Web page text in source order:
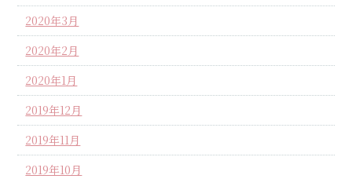
2020年3月
2020年2月
2020年1月
2019年12月
2019年11月
2019年10月